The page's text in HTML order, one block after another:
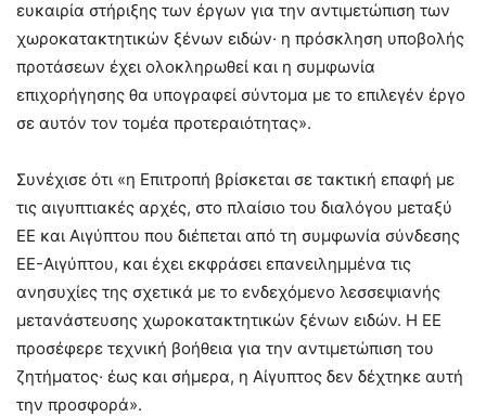
ευκαιρία στήριξης των έργων για την αντιμετώπιση των
χωροκατακτητικών ξένων ειδών· η πρόσκληση υποβολής
προτάσεων έχει ολοκληρωθεί και η συμφωνία
επιχορήγησης θα υπογραφεί σύντομα με το επιλεγέν έργο
σε αυτόν τον τομέα προτεραιότητας».
Συνέχισε ότι «η Επιτροπή βρίσκεται σε τακτική επαφή με
τις αιγυπτιακές αρχές, στο πλαίσιο του διαλόγου μεταξύ
ΕΕ και Αιγύπτου που διέπεται από τη συμφωνία σύνδεσης
ΕΕ-Αιγύπτου, και έχει εκφράσει επανειλημμένα τις
ανησυχίες της σχετικά με το ενδεχόμενο λεσσεψιανής
μετανάστευσης χωροκατακτητικών ξένων ειδών. Η ΕΕ
προσέφερε τεχνική βοήθεια για την αντιμετώπιση του
ζητήματος· έως και σήμερα, η Αίγυπτος δεν δέχτηκε αυτή
την προσφορά».